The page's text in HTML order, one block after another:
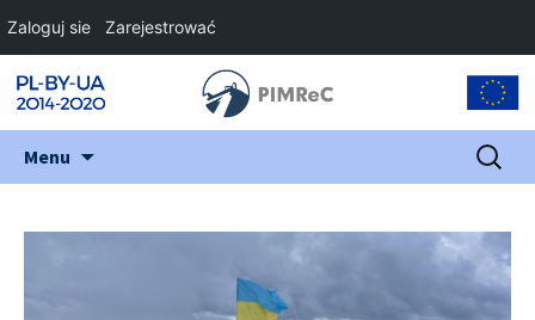
Menu Szukaj:
Zaloguj sie Zarejestrować